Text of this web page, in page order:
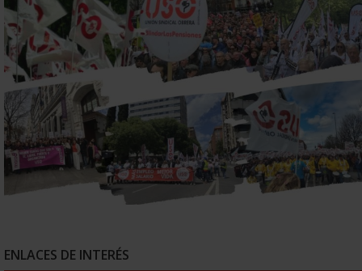
ENLACES DE INTERÉS